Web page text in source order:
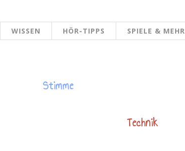
WISSEN HÖR-TIPPS SPIELE & MEHR
Stimme
Technik